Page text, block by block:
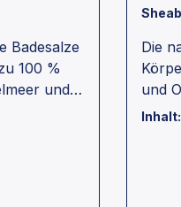
Badesalze
100 %
und
Die
und
Inhalt: